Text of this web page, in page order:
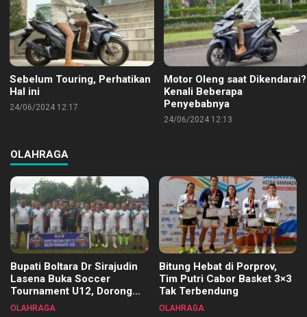
Sebelum Touring, Perhatikan
Hal ini
24/06/2024 12:17
Motor Oleng saat Dikendarai?
Kenali Beberapa
Penyebabnya
24/06/2024 12:13
OLAHRAGA
Bupati Boltara Dr Sirajudin
Lasena Buka Soccer
Tournament U12, Dorong
Pembinaan Merata di Setiap
OLAHRAGA
Bitung Hebat di Porprov,
Tim Putri Cabor Basket 3×3
Tak Terbendung
OLAHRAGA